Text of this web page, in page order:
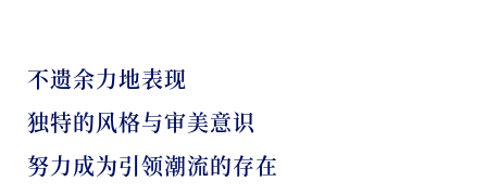
不遗余⼒地表现
独特的风格与审美意识
努⼒成为引领潮流的存在